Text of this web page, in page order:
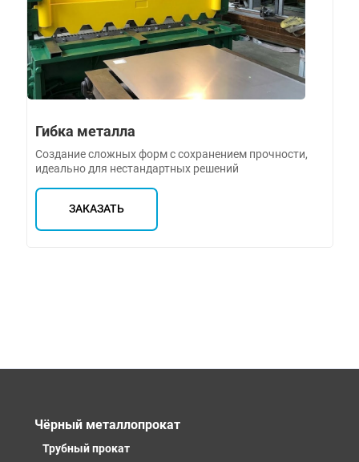
Гибка металла
Создание сложных форм с сохранением прочности,
идеально для нестандартных решений
ЗАКАЗАТЬ
Чёрный металлопрокат
Трубный прокат